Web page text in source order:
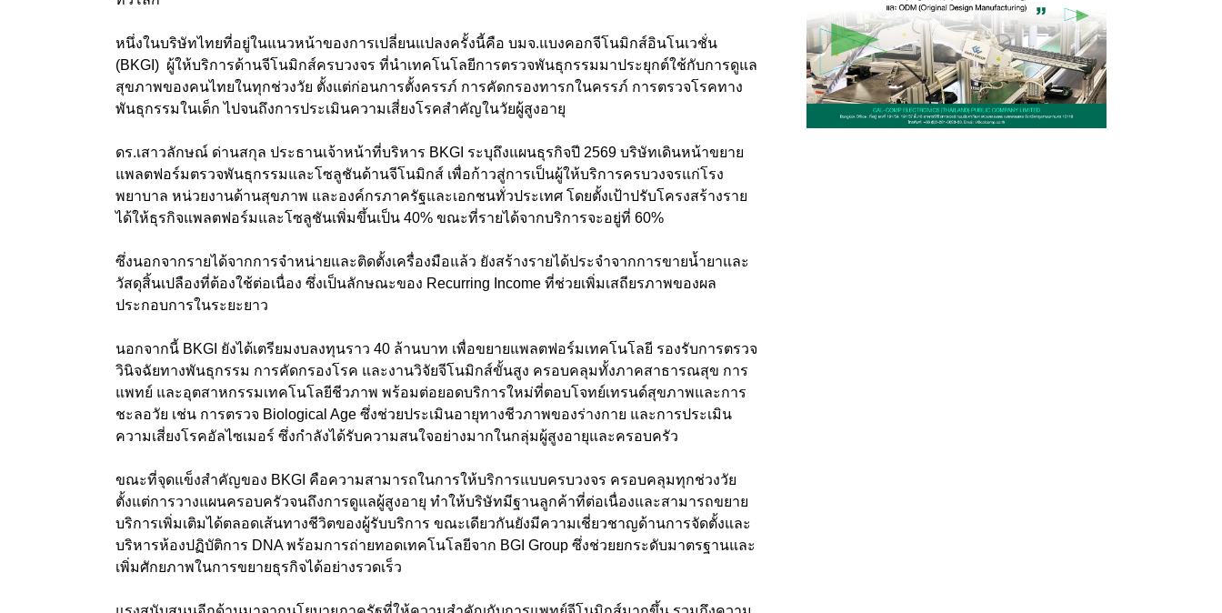
หนึ่งในบริษัทไทยที่อยู่ในแนวหน้าของการเปลี่ยนแปลงครั้งนี้คือ บมจ.แบงคอกจีโนมิกส์อินโนเวชั่น
(BKGI) ผู้ให้บริการด้านจีโนมิกส์ครบวงจร ที่นำเทคโนโลยีการตรวจพันธุกรรมมาประยุกต์ใช้กับการดูแล
สุขภาพของคนไทยในทุกช่วงวัย ตั้งแต่ก่อนการตั้งครรภ์ การคัดกรองทารกในครรภ์ การตรวจโรคทาง
พันธุกรรมในเด็ก ไปจนถึงการประเมินความเสี่ยงโรคสำคัญในวัยผู้สูงอายุ
ดร.เสาวลักษณ์ ด่านสกุล ประธานเจ้าหน้าที่บริหาร BKGI ระบุถึงแผนธุรกิจปี 2569 บริษัทเดินหน้าขยาย
แพลตฟอร์มตรวจพันธุกรรมและโซลูชันด้านจีโนมิกส์ เพื่อก้าวสู่การเป็นผู้ให้บริการครบวงจรแก่โรง
พยาบาล หน่วยงานด้านสุขภาพ และองค์กรภาครัฐและเอกชนทั่วประเทศ โดยตั้งเป้าปรับโครงสร้างราย
ได้ให้ธุรกิจแพลตฟอร์มและโซลูชันเพิ่มขึ้นเป็น 40% ขณะที่รายได้จากบริการจะอยู่ที่ 60%
ซึ่งนอกจากรายได้จากการจำหน่ายและติดตั้งเครื่องมือแล้ว ยังสร้างรายได้ประจำจากการขายน้ำยาและ
วัสดุสิ้นเปลืองที่ต้องใช้ต่อเนื่อง ซึ่งเป็นลักษณะของ Recurring Income ที่ช่วยเพิ่มเสถียรภาพของผล
ประกอบการในระยะยาว
นอกจากนี้ BKGI ยังได้เตรียมงบลงทุนราว 40 ล้านบาท เพื่อขยายแพลตฟอร์มเทคโนโลยี รองรับการตรวจ
วินิจฉัยทางพันธุกรรม การคัดกรองโรค และงานวิจัยจีโนมิกส์ขั้นสูง ครอบคลุมทั้งภาคสาธารณสุข การ
แพทย์ และอุตสาหกรรมเทคโนโลยีชีวภาพ พร้อมต่อยอดบริการใหม่ที่ตอบโจทย์เทรนด์สุขภาพและการ
ชะลอวัย เช่น การตรวจ Biological Age ซึ่งช่วยประเมินอายุทางชีวภาพของร่างกาย และการประเมิน
ความเสี่ยงโรคอัลไซเมอร์ ซึ่งกำลังได้รับความสนใจอย่างมากในกลุ่มผู้สูงอายุและครอบครัว
ขณะที่จุดแข็งสำคัญของ BKGI คือความสามารถในการให้บริการแบบครบวงจร ครอบคลุมทุกช่วงวัย
ตั้งแต่การวางแผนครอบครัวจนถึงการดูแลผู้สูงอายุ ทำให้บริษัทมีฐานลูกค้าที่ต่อเนื่องและสามารถขยาย
บริการเพิ่มเติมได้ตลอดเส้นทางชีวิตของผู้รับบริการ ขณะเดียวกันยังมีความเชี่ยวชาญด้านการจัดตั้งและ
บริหารห้องปฏิบัติการ DNA พร้อมการถ่ายทอดเทคโนโลยีจาก BGI Group ซึ่งช่วยยกระดับมาตรฐานและ
เพิ่มศักยภาพในการขยายธุรกิจได้อย่างรวดเร็ว